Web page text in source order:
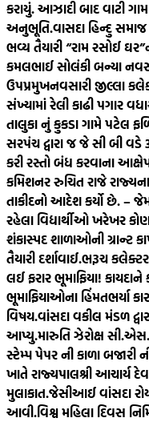
કરાયું. આઝાદી બાદ વાટી
અનુભૂતિ.વાસદા હિન્દુ
ભવ્ય તૈયારી “રામ રસોઈ
કમલભાઈ સોલંકી બન્યા
ઉપપ્રમુખનવસારી જીલ્લા
સંખ્યામાં રેલી કાઢી પગાર
તાલુકા નું કુકડા ગામે પટેલ
સરપંચ દ્વારા જ જે સી બી
કરી રસ્તો બંધ કરવાના
કમિશનર રુચિત રાજે
તાકીદનો આદેશ કર્યો છે. –
રહેલા વિદ્યાર્થીઓ ખરેખર
શંકાસ્પદ શાળાઓની ગ્રાન્ટ
તૈયારી દર્શાવાઈ.ભરૂચ કલેક્ટર
લઈ ફરાર ભૂમાફિયા! કાયદાને
ભૂમાફિયાઓના હિંમતભર્યા
વિષય.વાંસદા વકીલ મંડળ
આપ્યુ.મારુતિ ઝેરોક્ષ
સ્ટેમ્પ પેપર ની કાળા બજારી
ખાતે રાજ્યપાલશ્રી આચાર્ય
મુલાકાત.જેસીઆઈ વાંસદા
આવી.વિશ્વ મહિલા દિવસ